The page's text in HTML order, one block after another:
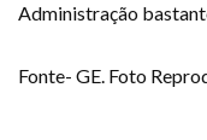
Administração
Fonte- GE. Foto